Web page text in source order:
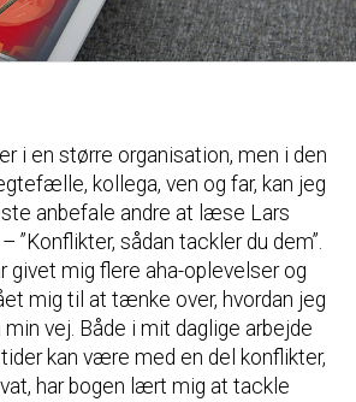
i en større organisation, men i den
kollega, ven og far, kan jeg
anbefale andre at læse Lars
”Konflikter, sådan tackler du dem”.
givet mig flere aha-oplevelser og
mig til at tænke over, hvordan jeg
vej. Både i mit daglige arbejde
kan være med en del konflikter,
har bogen lært mig at tackle